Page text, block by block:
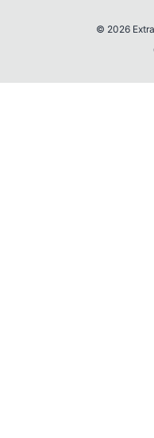
© 2026